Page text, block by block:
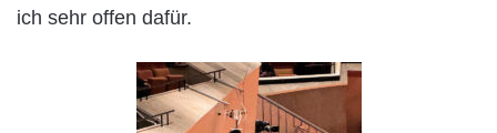
ich sehr offen dafür.